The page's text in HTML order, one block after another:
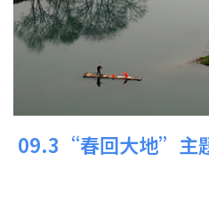
09.3“春回大地”主